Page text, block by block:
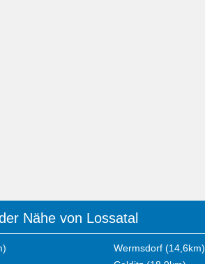
Nähe von Lossatal
Wermsdorf (14,6km)